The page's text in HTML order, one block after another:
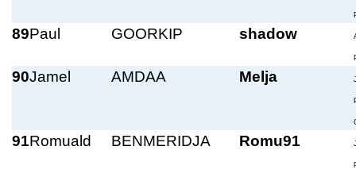
89Paul GOORKIP shadow
90Jamel AMDAA Melja
91Romuald BENMERIDJA Romu91